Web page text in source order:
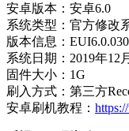
安卓版本：安卓6.0
系统类型：官方修改
版本信息：
系统日期：2019年12月
固件大小：1G
刷入方式：第三方
安卓刷机教程：